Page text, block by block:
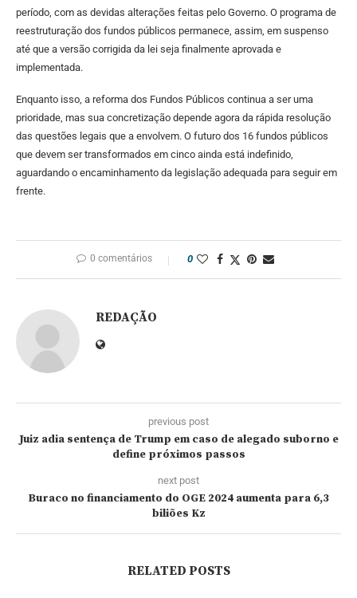
período, com as devidas alterações feitas pelo Governo. O programa de
reestruturação dos fundos públicos permanece, assim, em suspenso
até que a versão corrigida da lei seja finalmente aprovada e
implementada.
Enquanto isso, a reforma dos Fundos Públicos continua a ser uma
prioridade, mas sua concretização depende agora da rápida resolução
das questões legais que a envolvem. O futuro dos 16 fundos públicos
que devem ser transformados em cinco ainda está indefinido,
aguardando o encaminhamento da legislação adequada para seguir em
frente.
0 comentários 0
REDAÇÃO
previous post
Juiz adia sentença de Trump em caso de alegado suborno e
define próximos passos
next post
Buraco no financiamento do OGE 2024 aumenta para 6,3
biliões Kz
RELATED POSTS